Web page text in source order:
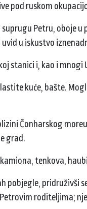
pod ruskom
Petru, oboje
u iskustvo
stanici i, kao i
kuće, bašte.
Čonharskog
grad.
tenkova,
pobjegle, pridruživši
roditeljima;